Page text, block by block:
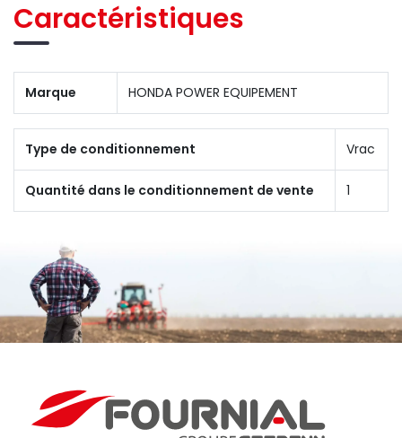
Caractéristiques
Marque HONDA POWER EQUIPEMENT
Type de conditionnement Vrac
Quantité dans le conditionnement de vente 1